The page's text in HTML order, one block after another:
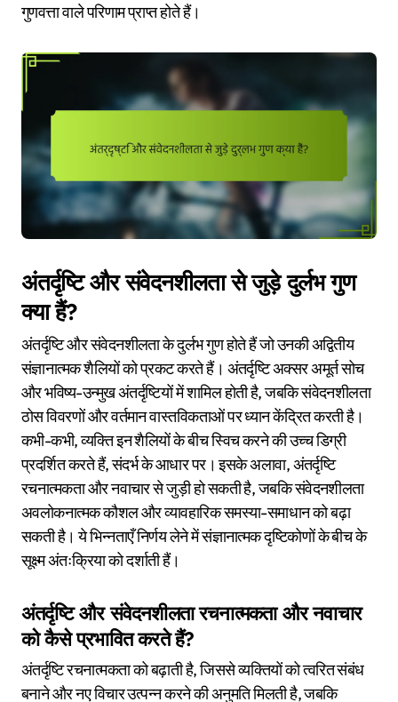
गुणवत्ता वाले परिणाम प्राप्त होते हैं।
अंतर्दृष्टि और संवेदनशीलता से जुड़े दुर्लभ गुण
क्या हैं?
अंतर्दृष्टि और संवेदनशीलता के दुर्लभ गुण होते हैं जो उनकी अद्वितीय
संज्ञानात्मक शैलियों को प्रकट करते हैं। अंतर्दृष्टि अक्सर अमूर्त सोच
और भविष्य-उन्मुख अंतर्दृष्टियों में शामिल होती है, जबकि संवेदनशीलता
ठोस विवरणों और वर्तमान वास्तविकताओं पर ध्यान केंद्रित करती है।
कभी-कभी, व्यक्ति इन शैलियों के बीच स्विच करने की उच्च डिग्री
प्रदर्शित करते हैं, संदर्भ के आधार पर। इसके अलावा, अंतर्दृष्टि
रचनात्मकता और नवाचार से जुड़ी हो सकती है, जबकि संवेदनशीलता
अवलोकनात्मक कौशल और व्यावहारिक समस्या-समाधान को बढ़ा
सकती है। ये भिन्नताएँ निर्णय लेने में संज्ञानात्मक दृष्टिकोणों के बीच के
सूक्ष्म अंतःक्रिया को दर्शाती हैं।
अंतर्दृष्टि और संवेदनशीलता रचनात्मकता और नवाचार
को कैसे प्रभावित करते हैं?
अंतर्दृष्टि रचनात्मकता को बढ़ाती है, जिससे व्यक्तियों को त्वरित संबंध
बनाने और नए विचार उत्पन्न करने की अनुमति मिलती है, जबकि